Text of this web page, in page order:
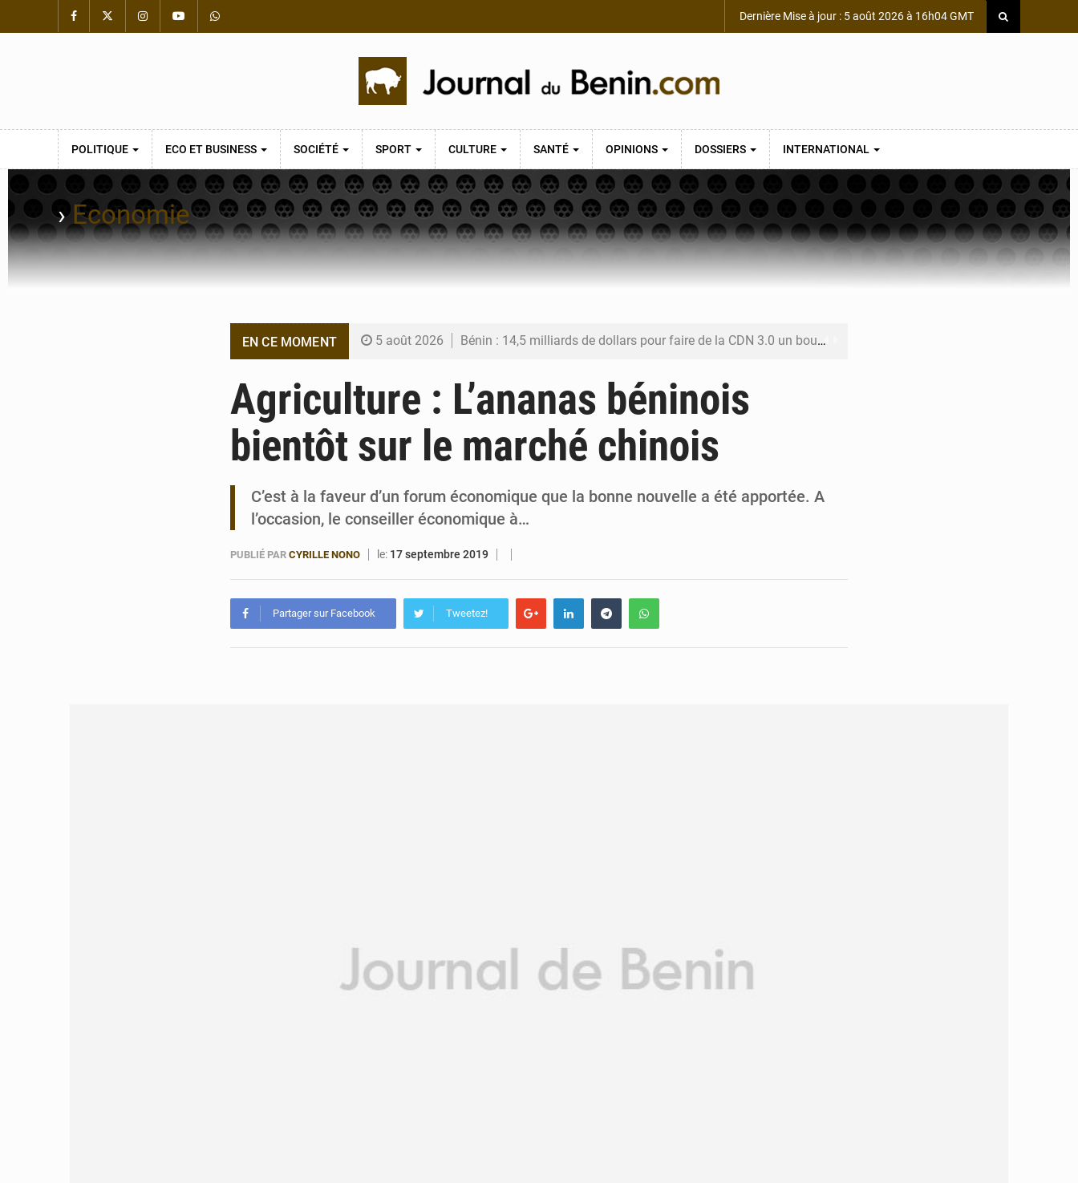
Dernière Mise à jour : 5 août 2026 à 16h04 GMT
POLITIQUE ECO ET BUSINESS SOCIÉTÉ SPORT CULTURE SANTÉ OPINIONS DOSSIERS INTERNATIONAL
›Economie
EN CE MOMENT 5 août 2026 Bénin : 14,5 milliards de dollars pour faire de la CDN 3.0 un bouclier économique
4 août 2026 FÉBÉBOXE : la gouvernance, premier combat de la mandature 2026-2030
3 août 2026 Valse des entraîneurs en Première Division béninoise
Agriculture : L’ananas béninois
bientôt sur le marché chinois
C’est à la faveur d’un forum économique que la bonne nouvelle a été apportée. A
l’occasion, le conseiller économique à…
PUBLIÉ PAR CYRILLE NONO le: 17 septembre 2019
Partager sur Facebook Tweetez!